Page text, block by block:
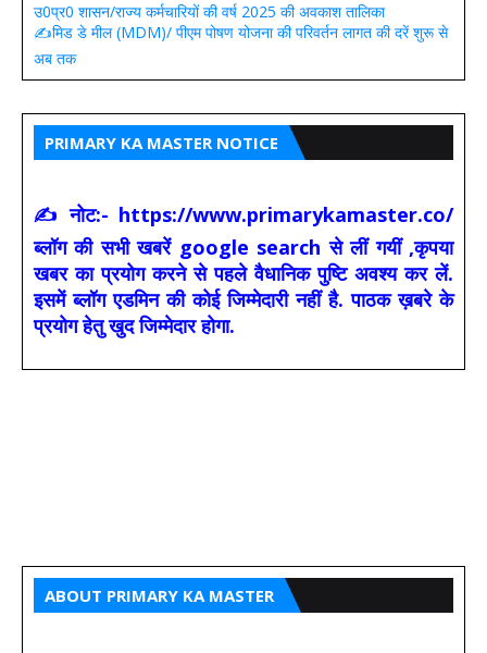
उ0प्र0 शासन/राज्य कर्मचारियों की वर्ष 2025 की अवकाश तालिका
✍️मिड डे मील (MDM)/ पीएम पोषण योजना की परिवर्तन लागत की दरें शुरू से
अब तक
PRIMARY KA MASTER NOTICE
✍ नोट:- https://www.primarykamaster.co/
ब्लॉग की सभी खबरें google search से लीं गयीं ,कृपया
खबर का प्रयोग करने से पहले वैधानिक पुष्टि अवश्य कर लें.
इसमें ब्लॉग एडमिन की कोई जिम्मेदारी नहीं है. पाठक ख़बरे के
प्रयोग हेतु खुद जिम्मेदार होगा.
ABOUT PRIMARY KA MASTER